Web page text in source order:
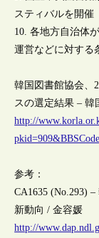
スティバルを開催
10. 各地方自治体
運営などに対する
韓国図書館協会、
スの選定結果 – 韓
http://
参考：
CA1635 (No.293)
新動向 / 金容媛
http://